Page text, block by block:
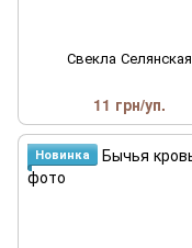
Свекла Селянская
11 грн/уп.
Новинка